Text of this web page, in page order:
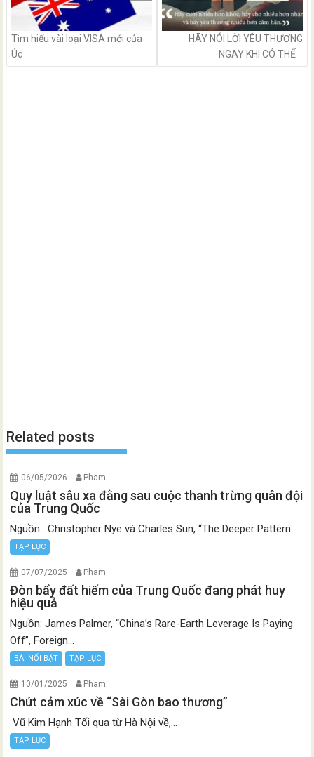
Tìm hiểu vài loại VISA mới của
Úc
HÃY NÓI LỜI YÊU THƯƠNG
NGAY KHI CÓ THỂ
Related posts
06/05/2026 Pham
Quy luật sâu xa đằng sau cuộc thanh trừng quân đội
của Trung Quốc
Nguồn: Christopher Nye và Charles Sun, “The Deeper Pattern...
TẠP LỤC
07/07/2025 Pham
Đòn bẩy đất hiếm của Trung Quốc đang phát huy
hiệu quả
Nguồn: James Palmer, “China’s Rare-Earth Leverage Is Paying
Off”, Foreign...
BÀI NỔI BẬT TẠP LỤC
10/01/2025 Pham
Chút cảm xúc về “Sài Gòn bao thương”
Vũ Kim Hạnh Tối qua từ Hà Nội về,...
TẠP LỤC